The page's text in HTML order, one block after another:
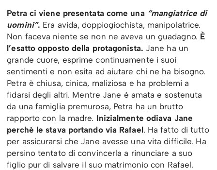
Petra ci viene presentata come una “mangiatrice di
uomini”. Era avida, doppiogiochista, manipolatrice.
Non faceva niente se non ne aveva un guadagno. È
l’esatto opposto della protagonista. Jane ha un
grande cuore, esprime continuamente i suoi
sentimenti e non esita ad aiutare chi ne ha bisogno.
Petra è chiusa, cinica, maliziosa e ha problemi a
fidarsi degli altri. Mentre Jane è amata e sostenuta
da una famiglia premurosa, Petra ha un brutto
rapporto con la madre. Inizialmente odiava Jane
perché le stava portando via Rafael. Ha fatto di tutto
per assicurarsi che Jane avesse una vita difficile. Ha
persino tentato di convincerla a rinunciare a suo
figlio pur di salvare il suo matrimonio con Rafael.